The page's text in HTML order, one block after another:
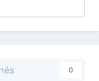
0